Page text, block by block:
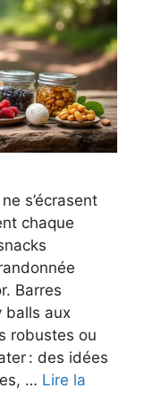
s’écrasent
chaque
Barres
balls aux
robustes ou
: des idées
… Lire la